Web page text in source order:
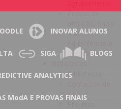
Provas de
e de
frequência
Bibliotecas
Bibliotecas
BE
INOVAR ALUNOS
SIGA BLOGS
ANALYTICS
ModA E PROVAS FINAIS